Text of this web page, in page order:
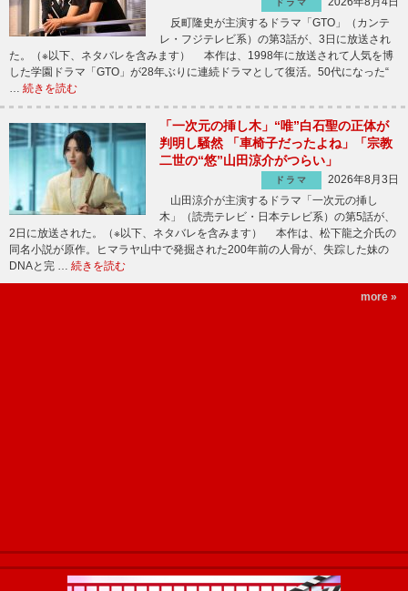
ドラマ
反町隆史が主演するドラマ「GTO」（カンテ
レ・フジテレビ系）の第3話が、3日に放送され
た。（※以下、ネタバレを含みます） 本作は、1998年に放送されて人気を博
した学園ドラマ「GTO」が28年ぶりに連続ドラマとして復活。50代になった“
… 続きを読む
「一次元の挿し木」“唯”白石聖の正体が
判明し騒然 「車椅子だったよね」「宗教
二世の“悠”山田涼介がつらい」
ドラマ
2026年8月3日
山田涼介が主演するドラマ「一次元の挿し
木」（読売テレビ・日本テレビ系）の第5話が、
2日に放送された。（※以下、ネタバレを含みます） 本作は、松下龍之介氏の
同名小説が原作。ヒマラヤ山中で発掘された200年前の人骨が、失踪した妹の
DNAと完 … 続きを読む
more »